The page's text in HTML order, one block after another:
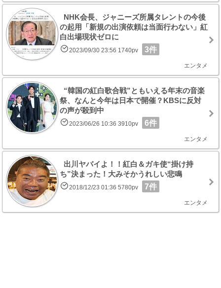
NHK会長、ジャニーズ所属タレントの今後
の起用「新規の出演依頼は当面行わない」紅
白出場現状ゼロに
2023/09/30 23:56 1740pv 3件
エンタメ
“韓国の紅白歌合戦”ともいえる年末の音楽
祭、なんと今年は日本で開催？KBSに反対
の声が殺到中
2023/06/26 10:36 3910pv 6件
エンタメ
出川ヤバイよ！！紅白＆ガキ使“掛け持
ち”決まった！大みそかうれしい悲鳴
2018/12/23 01:36 5780pv 7件
エンタメ